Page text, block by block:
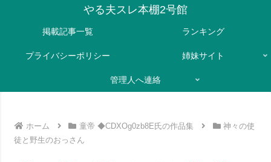
やる夫スレ本棚2号館
掲載記事一覧 ランキング
プライバシーポリシー 姉妹サイト
管理人へ連絡
ホーム 童帝 ◆CDXOg0zb8E氏の作品集
神々の使
徒と野生のおっさん